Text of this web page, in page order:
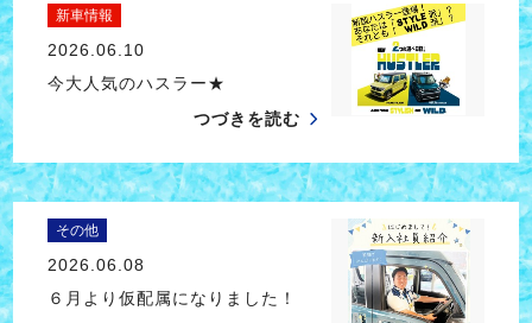
新車情報
2026.06.10
今大人気のハスラー★
つづきを読む
その他
2026.06.08
６月より仮配属になりました！